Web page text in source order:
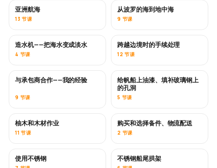
即将推出
亚洲航海
13 节课
即将推出
从波罗的海到地中海
9 节课
即将推出
造水机——把海水变成淡水
4 节课
跨越边境时的手续处理
12 节课
即将推出
与承包商合作——我的经验
9 节课
即将推出
给帆船上油漆、填补玻璃钢上
的孔洞
5 节课
柚木和木材作业
11 节课
即将推出
购买和选择备件、物流配送
2 节课
即将推出
使用不锈钢 不锈钢船尾拱架